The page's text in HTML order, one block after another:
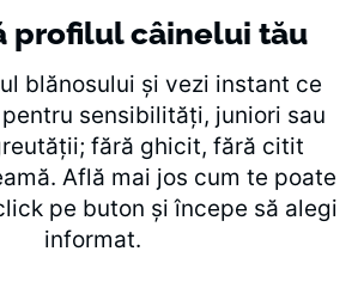
profilul câinelui tău
blănosului și vezi instant ce
sensibilități, juniori sau
fără ghicit, fără citit
Află mai jos cum te poate
pe buton și începe să alegi
informat.